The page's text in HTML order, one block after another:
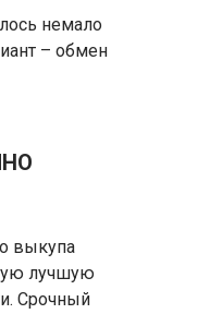
немало
– обмен
выкупа
лучшую
Срочный